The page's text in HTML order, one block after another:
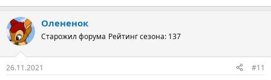
Олененок
Старожил форума Рейтинг сезона: 137
26.11.2021 #11